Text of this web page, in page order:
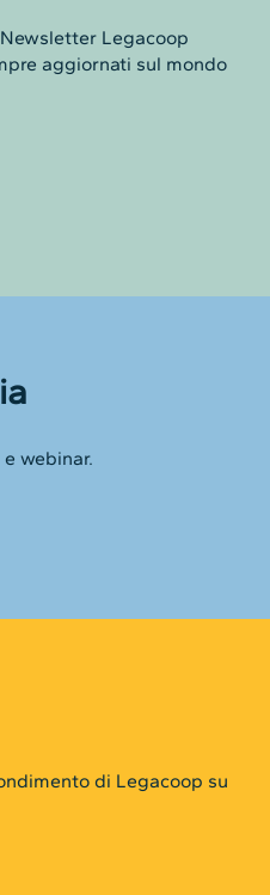
Legacoop
aggiornati sul mondo
webinar.
di Legacoop su